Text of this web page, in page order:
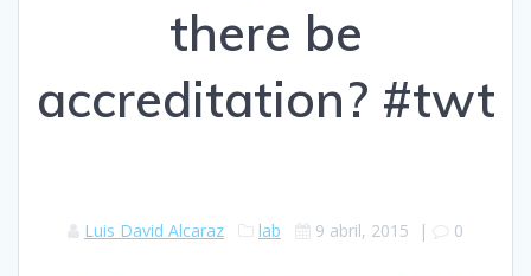
there be
accreditation? #twt
Luis David Alcaraz lab 9 abril, 2015 | 0